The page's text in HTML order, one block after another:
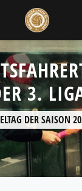
3.
DER SAISON